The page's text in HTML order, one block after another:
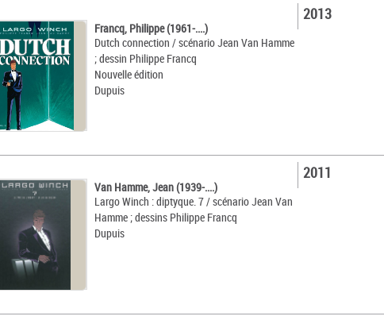
Francq, Philippe (1961-....)
Dutch connection / scénario Jean Van Hamme
; dessin Philippe Francq
Nouvelle édition
Dupuis
2013
Van Hamme, Jean (1939-....)
Largo Winch : diptyque. 7 / scénario Jean Van
Hamme ; dessins Philippe Francq
Dupuis
2011